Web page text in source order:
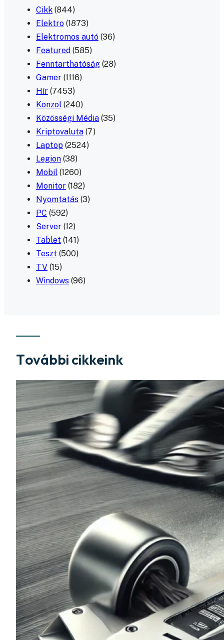
Cikk (844)
Elektro (1873)
Elektromos autó (36)
Featured (585)
Fenntarthatóság (28)
Gamer (1116)
Hír (7453)
Konzol (240)
Közösségi Média (35)
Kriptovaluta (7)
Laptop (2524)
Legion (38)
Mobil (1260)
Monitor (182)
Nyomtatás (3)
PC (592)
Server (12)
Tablet (141)
Teszt (500)
TV (15)
Windows (96)
További cikkeink